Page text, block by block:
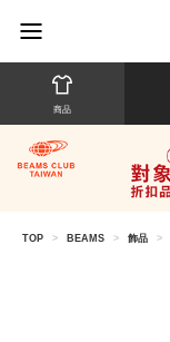
商品
TOP > BEAMS > 飾品 >